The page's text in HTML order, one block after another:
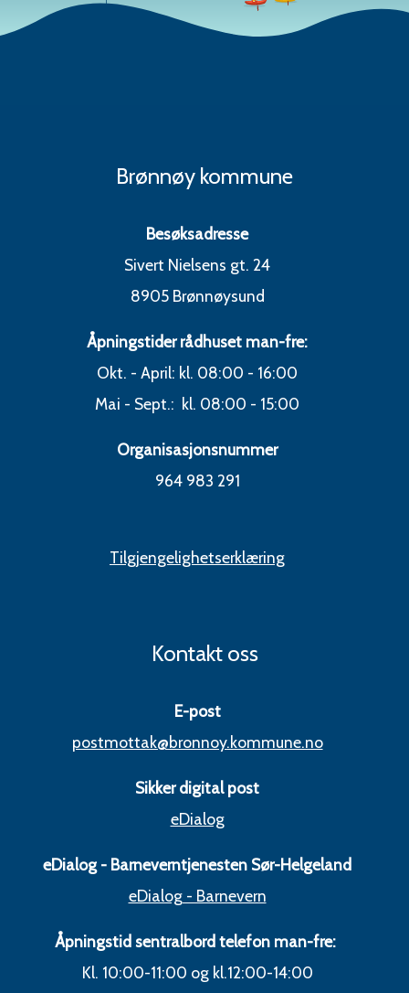
Brønnøy kommune
Besøksadresse
Sivert Nielsens gt. 24
8905 Brønnøysund
Åpningstider rådhuset man-fre:
Okt. - April: kl. 08:00 - 16:00
Mai - Sept.: kl. 08:00 - 15:00
Organisasjonsnummer
964 983 291
Tilgjengelighetserklæring
Kontakt oss
E-post
postmottak@bronnoy.kommune.no
Sikker digital post
eDialog
eDialog - Barneverntjenesten Sør-Helgeland
eDialog - Barnevern
Åpningstid sentralbord telefon man-fre:
Kl. 10:00-11:00 og kl.12:00-14:00